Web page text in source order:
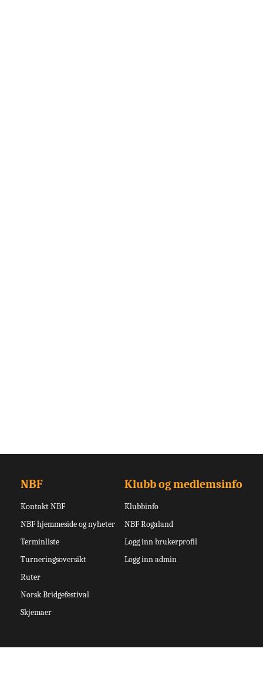
NBF
Kontakt NBF
NBF hjemmeside og nyheter
Terminliste
Turneringsoversikt
Ruter
Norsk Bridgefestival
Skjemaer
Klubb og medlemsinfo
Klubbinfo
NBF Rogaland
Logg inn brukerprofil
Logg inn admin